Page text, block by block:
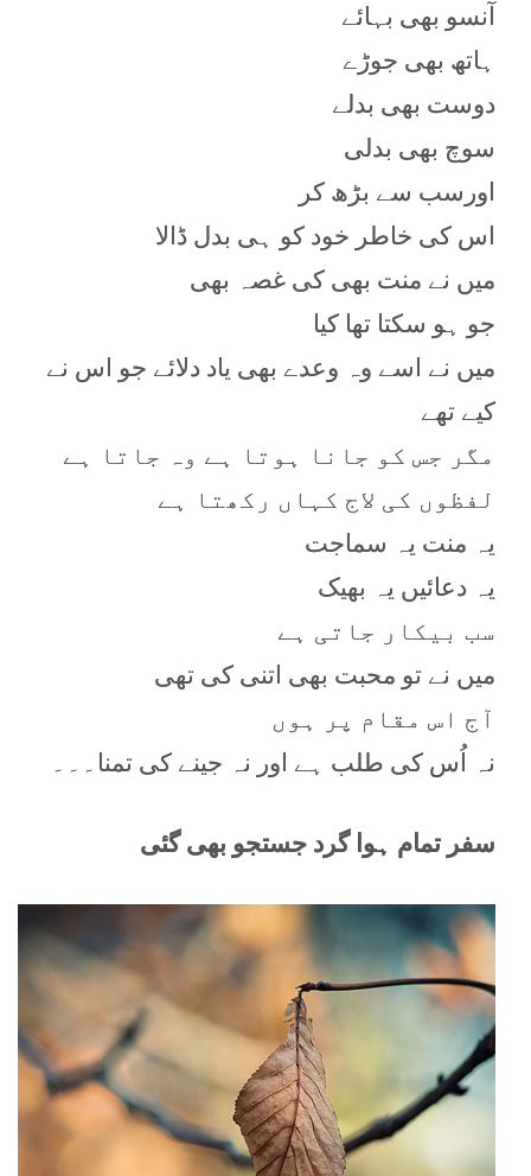
آنسو بھی بہائے
ہاتھ بھی جوڑے
دوست بھی بدلے
سوچ بھی بدلی
اورسب سے بڑھ کر
اس کی خاطر خود کو ہی بدل ڈالا
میں نے منت بھی کی غصہ بھی
جو ہو سکتا تھا کیا
میں نے اسے وہ وعدے بھی یاد دلائے جو اس نے
کیے تھے
مگر جس کو جانا ہوتا ہے وہ جاتا ہے
لفظوں کی لاج کہاں رکھتا ہے
یہ منت یہ سماجت
یہ دعائیں یہ بھیک
سب بیکار جاتی ہے
میں نے تو محبت بھی اتنی کی تھی
آج اس مقام پر ہوں
نہ اُس کی طلب ہے اور نہ جینے کی تمنا۔۔۔
سفر تمام ہوا گرد جستجو بھی گئی